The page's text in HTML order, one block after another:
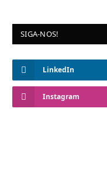
SIGA-NOS!
LinkedIn
Instagram